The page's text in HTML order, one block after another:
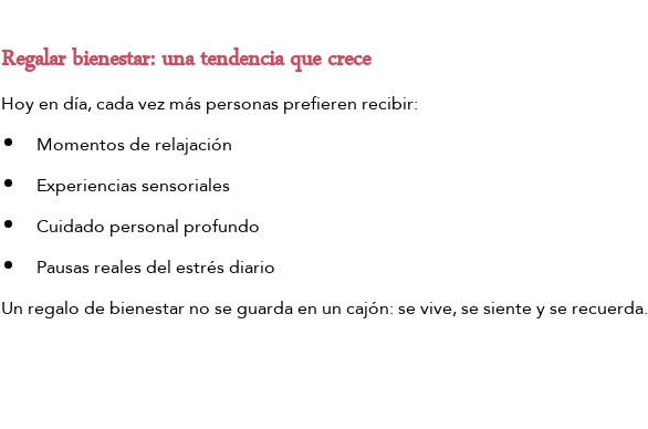
Regalar bienestar: una tendencia que crece
Hoy en día, cada vez más personas prefieren recibir:
Momentos de relajación
Experiencias sensoriales
Cuidado personal profundo
Pausas reales del estrés diario
Un regalo de bienestar no se guarda en un cajón: se vive, se siente y se recuerda.